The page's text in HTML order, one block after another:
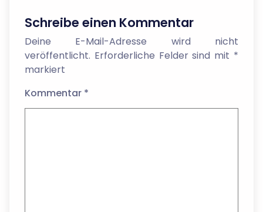
Schreibe einen Kommentar
Deine E-Mail-Adresse wird nicht
veröffentlicht. Erforderliche Felder sind mit *
markiert
Kommentar *